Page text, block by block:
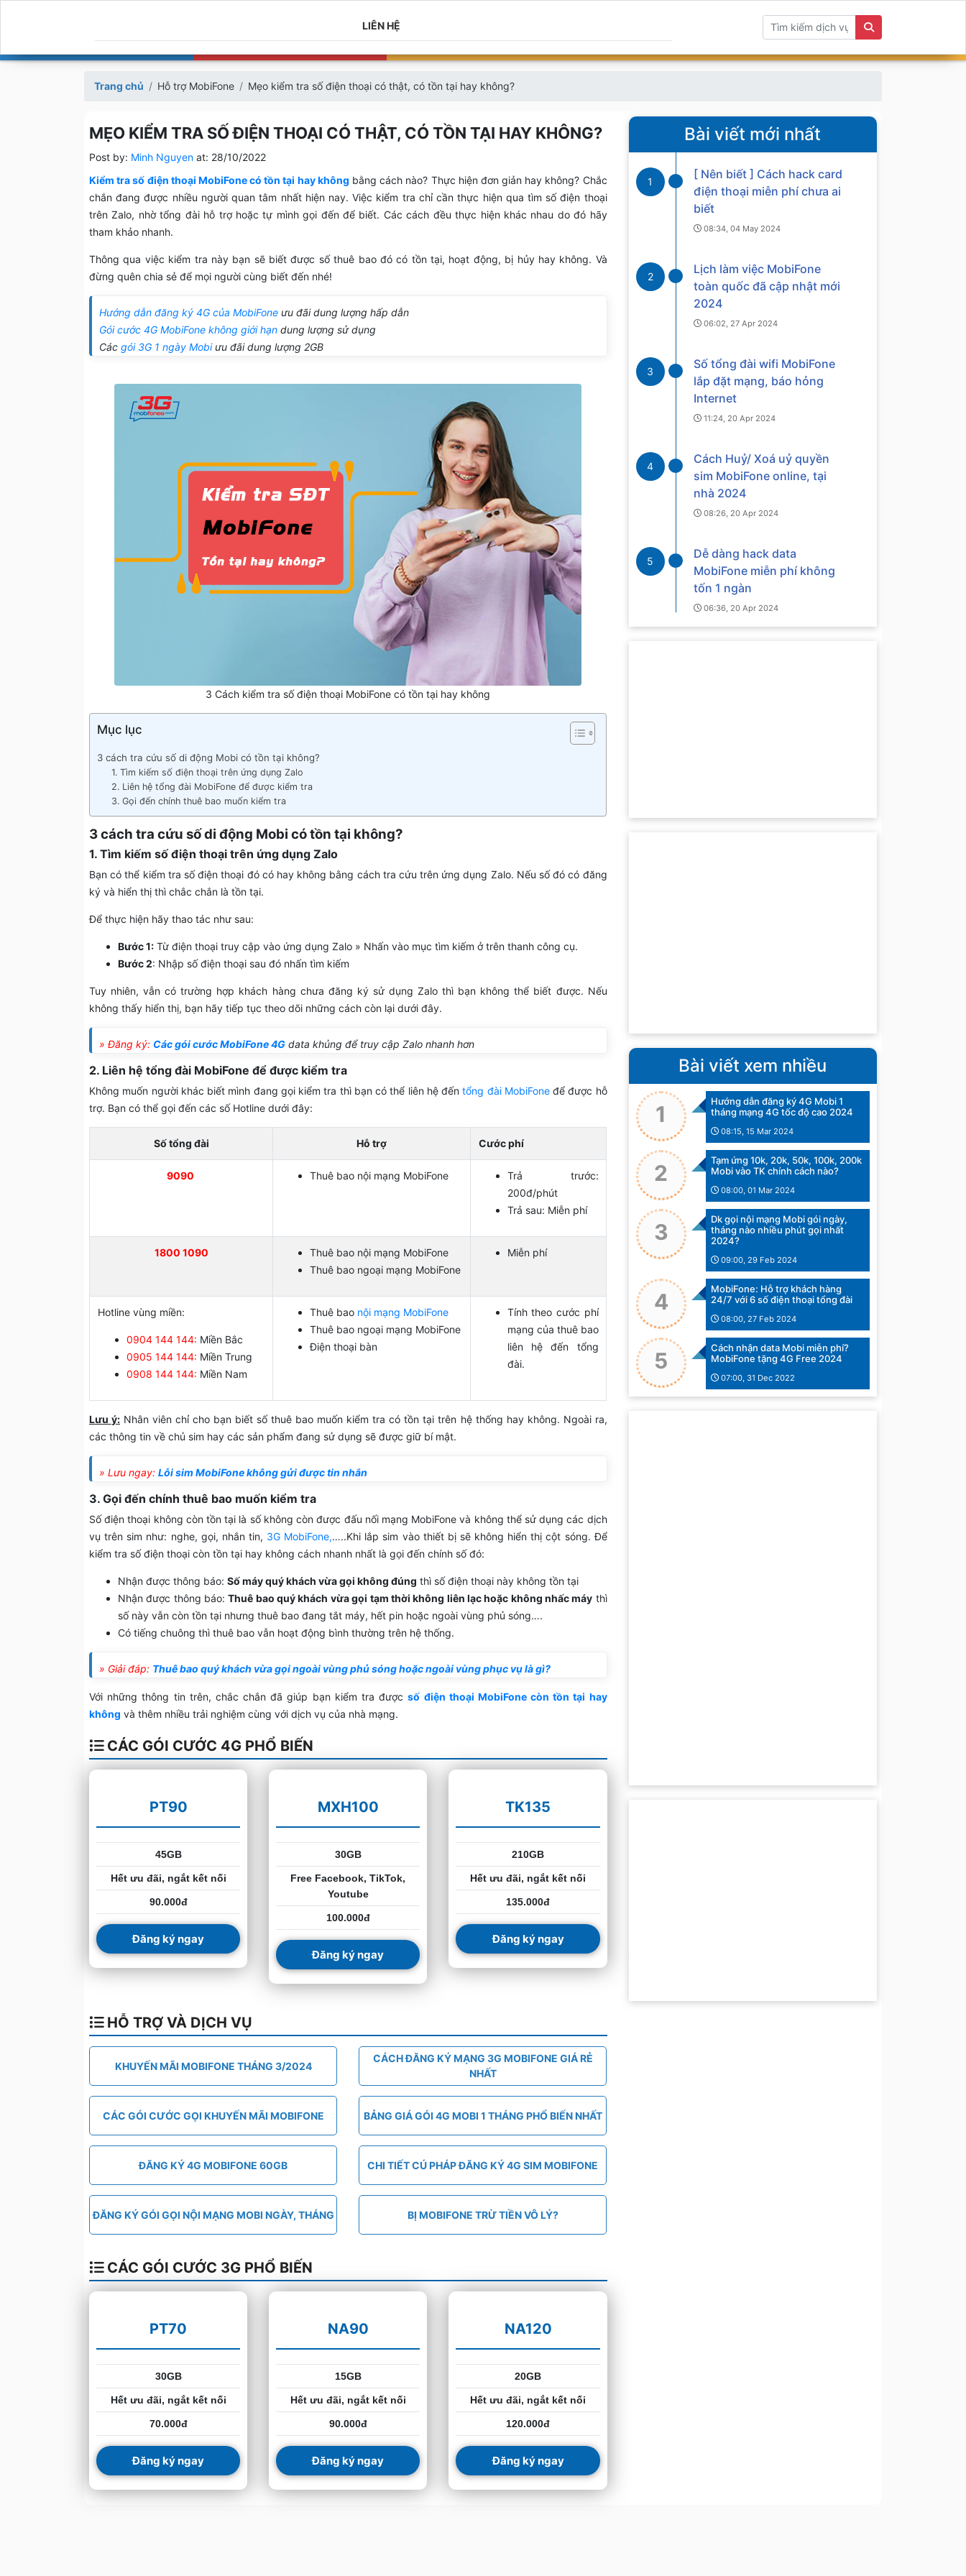
LIÊN HỆ
Trang chủ Hỗ trợ MobiFone Mẹo kiểm tra số điện thoại có thật, có tồn tại hay không?
MẸO KIỂM TRA SỐ ĐIỆN THOẠI CÓ THẬT, CÓ TỒN TẠI HAY KHÔNG?
Post by: Minh Nguyen at: 28/10/2022
Kiểm tra số điện thoại MobiFone có tồn tại hay không bằng cách nào? Thực hiện đơn giản hay không? Chắc
chắn đang được nhiều người quan tâm nhất hiện nay. Việc kiểm tra chỉ cần thực hiện qua tìm số điện thoại
trên Zalo, nhờ tổng đài hỗ trợ hoặc tự mình gọi đến để biết. Các cách đều thực hiện khác nhau do đó hãy
tham khảo nhanh.
Thông qua việc kiểm tra này bạn sẽ biết được số thuê bao đó có tồn tại, hoạt động, bị hủy hay không. Và
đừng quên chia sẻ để mọi người cùng biết đến nhé!
Hướng dẫn đăng ký 4G của MobiFone ưu đãi dung lượng hấp dẫn
Gói cước 4G MobiFone không giới hạn dung lượng sử dụng
Các gói 3G 1 ngày Mobiưu đãi dung lượng 2GB
3 Cách kiểm tra số điện thoại MobiFone có tồn tại hay không
Mục lục
3 cách tra cứu số di động Mobi có tồn tại không?
1. Tìm kiếm số điện thoại trên ứng dụng Zalo
2. Liên hệ tổng đài MobiFone để được kiểm tra
3. Gọi đến chính thuê bao muốn kiểm tra
3 cách tra cứu số di động Mobi có tồn tại không?
1. Tìm kiếm số điện thoại trên ứng dụng Zalo
Bạn có thể kiểm tra số điện thoại đó có hay không bằng cách tra cứu trên ứng dụng Zalo. Nếu số đó có đăng
ký và hiển thị thì chắc chắn là tồn tại.
Để thực hiện hãy thao tác như sau:
Bước 1: Từ điện thoại truy cập vào ứng dụng Zalo » Nhấn vào mục tìm kiếm ở trên thanh công cụ.
Bước 2: Nhập số điện thoại sau đó nhấn tìm kiếm
Tuy nhiên, vẫn có trường hợp khách hàng chưa đăng ký sử dụng Zalo thì bạn không thể biết được. Nếu
không thấy hiển thị, bạn hãy tiếp tục theo dõi những cách còn lại dưới đây.
» Đăng ký: Các gói cước MobiFone 4G data khủng để truy cập Zalo nhanh hơn
2. Liên hệ tổng đài MobiFone để được kiểm tra
Không muốn người khác biết mình đang gọi kiểm tra thì bạn có thể liên hệ đếntổng đài MobiFoneđể được hỗ
trợ. Bạn có thể gọi đến các số Hotline dưới đây:
Số tổng đài Hỗ trợ Cước phí
9090 Thuê bao nội mạng MobiFone
Trả trước:
200đ/phút
Trả sau: Miễn phí
1800 1090
Thuê bao nội mạng MobiFone
Thuê bao ngoại mạng MobiFone
Miễn phí
Hotline vùng miền:
0904 144 144: Miền Bắc
0905 144 144: Miền Trung
0908 144 144: Miền Nam
Thuê bao nội mạng MobiFone
Thuê bao ngoại mạng MobiFone
Điện thoại bàn
Tính theo cước phí
mạng của thuê bao
liên hệ đến tổng
đài.
Lưu ý: Nhân viên chỉ cho bạn biết số thuê bao muốn kiểm tra có tồn tại trên hệ thống hay không. Ngoài ra,
các thông tin về chủ sim hay các sản phẩm đang sử dụng sẽ được giữ bí mật.
» Lưu ngay: Lỗi sim MobiFone không gửi được tin nhắn
3. Gọi đến chính thuê bao muốn kiểm tra
Số điện thoại không còn tồn tại là số không còn được đấu nối mạng MobiFone và không thể sử dụng các dịch
vụ trên sim như: nghe, gọi, nhắn tin, 3G MobiFone,…..Khi lắp sim vào thiết bị sẽ không hiển thị cột sóng. Để
kiểm tra số điện thoại còn tồn tại hay không cách nhanh nhất là gọi đến chính số đó:
Nhận được thông báo: Số máy quý khách vừa gọi không đúng thì số điện thoại này không tồn tại
Nhận được thông báo:Thuê bao quý khách vừa gọi tạm thời không liên lạc hoặc không nhấc máy thì
số này vẫn còn tồn tại nhưng thuê bao đang tắt máy, hết pin hoặc ngoài vùng phủ sóng….
Có tiếng chuông thì thuê bao vẫn hoạt động bình thường trên hệ thống.
» Giải đáp: Thuê bao quý khách vừa gọi ngoài vùng phủ sóng hoặc ngoài vùng phục vụ là gì?
Với những thông tin trên, chắc chắn đã giúp bạn kiểm tra đượcsố điện thoại MobiFone còn tồn tại hay
không và thêm nhiều trải nghiệm cùng với dịch vụ của nhà mạng.
CÁC GÓI CƯỚC 4G PHỔ BIẾN
PT90
45GB
Hết ưu đãi, ngắt kết nối
90.000đ
Đăng ký ngay
MXH100
30GB
Free Facebook, TikTok,
Youtube
100.000đ
Đăng ký ngay
TK135
210GB
Hết ưu đãi, ngắt kết nối
135.000đ
Đăng ký ngay
HỖ TRỢ VÀ DỊCH VỤ
KHUYẾN MÃI MOBIFONE THÁNG 3/2024
CÁCH ĐĂNG KÝ MẠNG 3G MOBIFONE GIÁ RẺ
NHẤT
CÁC GÓI CƯỚC GỌI KHUYẾN MÃI MOBIFONE BẢNG GIÁ GÓI 4G MOBI 1 THÁNG PHỔ BIẾN NHẤT
ĐĂNG KÝ 4G MOBIFONE 60GB CHI TIẾT CÚ PHÁP ĐĂNG KÝ 4G SIM MOBIFONE
ĐĂNG KÝ GÓI GỌI NỘI MẠNG MOBI NGÀY, THÁNG BỊ MOBIFONE TRỪ TIỀN VÔ LÝ?
CÁC GÓI CƯỚC 3G PHỔ BIẾN
PT70
30GB
Hết ưu đãi, ngắt kết nối
70.000đ
Đăng ký ngay
NA90
15GB
Hết ưu đãi, ngắt kết nối
90.000đ
Đăng ký ngay
NA120
20GB
Hết ưu đãi, ngắt kết nối
120.000đ
Đăng ký ngay
Bài viết mới nhất
1
[ Nên biết ] Cách hack card
điện thoại miễn phí chưa ai
biết
08:34, 04 May 2024
2
Lịch làm việc MobiFone
toàn quốc đã cập nhật mới
2024
06:02, 27 Apr 2024
3
Số tổng đài wifi MobiFone
lắp đặt mạng, báo hỏng
Internet
11:24, 20 Apr 2024
4
Cách Huỷ/ Xoá uỷ quyền
sim MobiFone online, tại
nhà 2024
08:26, 20 Apr 2024
5
Dễ dàng hack data
MobiFone miễn phí không
tốn 1 ngàn
06:36, 20 Apr 2024
Bài viết xem nhiều
1
Hướng dẫn đăng ký 4G Mobi 1
tháng mạng 4G tốc độ cao 2024
08:15, 15 Mar 2024
2
Tạm ứng 10k, 20k, 50k, 100k, 200k
Mobi vào TK chính cách nào?
08:00, 01 Mar 2024
3
Dk gọi nội mạng Mobi gói ngày,
tháng nào nhiều phút gọi nhất
2024?
09:00, 29 Feb 2024
4
MobiFone: Hỗ trợ khách hàng
24/7 với 6 số điện thoại tổng đài
08:00, 27 Feb 2024
5
Cách nhận data Mobi miễn phí?
MobiFone tặng 4G Free 2024
07:00, 31 Dec 2022